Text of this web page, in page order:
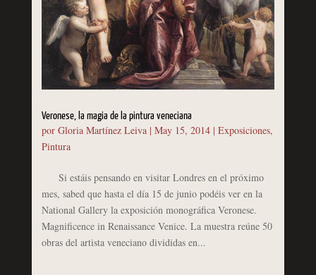
Veronese, la magia de la pintura veneciana
por Gloria Martínez Leiva| May 15, 2014| Exposiciones,
Pintura
Si estáis pensando en visitar Londres en el próximo
mes, sabed que hasta el día 15 de junio podéis ver en la
National Gallery la exposición monográfica Veronese.
Magnificence in Renaissance Venice. La muestra reúne 50
obras del artista veneciano divididas en...